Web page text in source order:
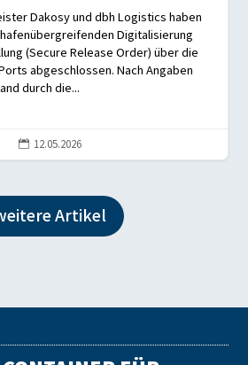
Dakosy und dbh Logistics haben
Digitalisierung
(Secure Release Order) über die
abgeschlossen. Nach Angaben
durch die...
 12.05.2026
Artikel